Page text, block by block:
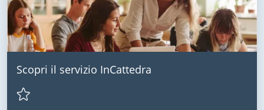
Scopri il servizio InCattedra